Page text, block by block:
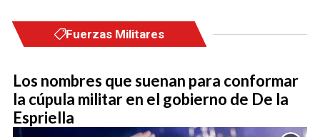
Fuerzas Militares
Los nombres que suenan para conformar
la cúpula militar en el gobierno de De la
Espriella